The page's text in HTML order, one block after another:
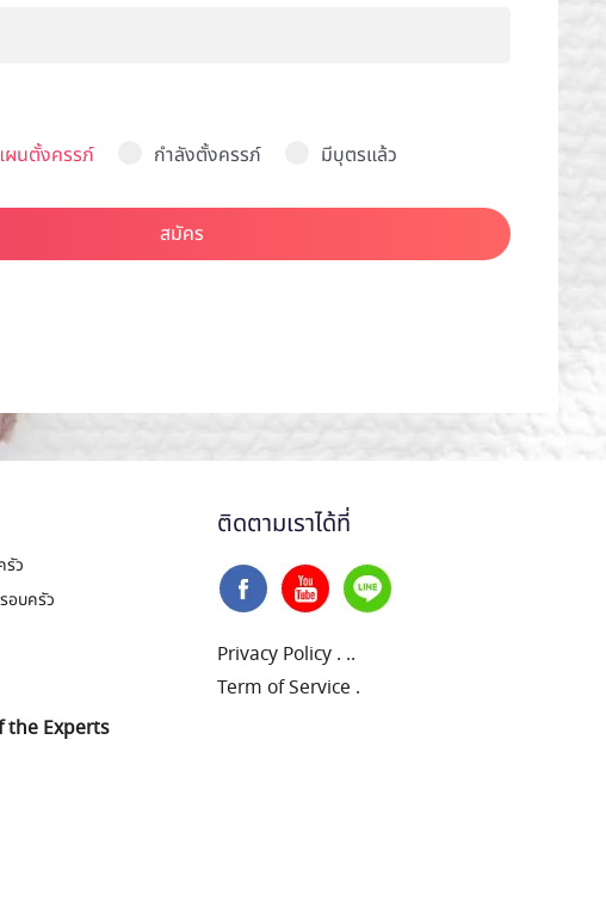
ผนตั้งครรภ์
กำลังตั้งครรภ์ มีบุตรแล้ว
สมัคร
รัว
อบครัว
the Experts
ติดตามเราได้ที่
Privacy Policy . ..
Term of Service .